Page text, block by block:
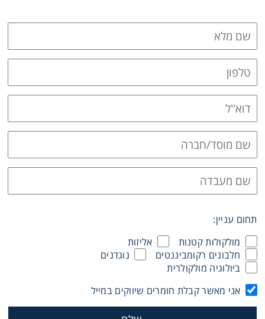
תחום עניין:
מולקולות קטנות
אליזות
חלבונים רקומביננטים
נוגדנים
ביולוגיה מולקולרית
אני מאשר קבלת חומרים שיווקים במייל
Microscopy
Pumps
Sample Preparation
Shaking & Stirring
Storage
Thermometry
Washing